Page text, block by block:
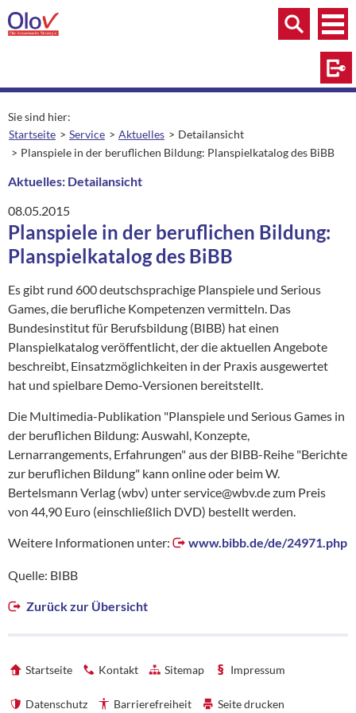
Zum Inhalt springen
Menü
Menü
Suche
Sie sind hier:
Startseite
Service Aktuelles aktuelle Seite:
Detailansicht
Planspiele in der beruflichen Bildung: Planspielkatalog des BiBB
Aktuelles: Detailansicht
08.05.2015
Planspiele in der beruflichen Bildung:
Planspielkatalog des BiBB
Es gibt rund 600 deutschsprachige Planspiele und Serious
Games, die berufliche Kompetenzen vermitteln. Das
Bundesinstitut für Berufsbildung (BIBB) hat einen
Planspielkatalog veröffentlicht, der die aktuellen Angebote
beschreibt, Einsatzmöglichkeiten in der Praxis ausgewertet
hat und spielbare Demo-Versionen bereitstellt.
Die Multimedia-Publikation "Planspiele und Serious Games in
der beruflichen Bildung: Auswahl, Konzepte,
Lernarrangements, Erfahrungen" aus der BIBB-Reihe "Berichte
zur beruflichen Bildung" kann online oder beim W.
Bertelsmann Verlag (wbv) unter service@wbv.de zum Preis
von 44,90 Euro (einschließlich DVD) bestellt werden.
Weitere Informationen unter: www.bibb.de/de/24971.php
Quelle: BIBB
Zurück zur Übersicht
Startseite Kontakt Sitemap Impressum
Datenschutz Barrierefreiheit Seite drucken